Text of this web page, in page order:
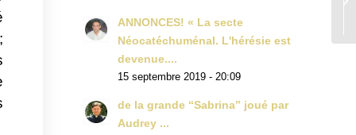
ANNONCES! « La secte
Néocatéchuménal. L'hérésie est
devenue....
15 septembre 2019 - 20:09
de la grande “Sabrina” joué par
Audrey ...